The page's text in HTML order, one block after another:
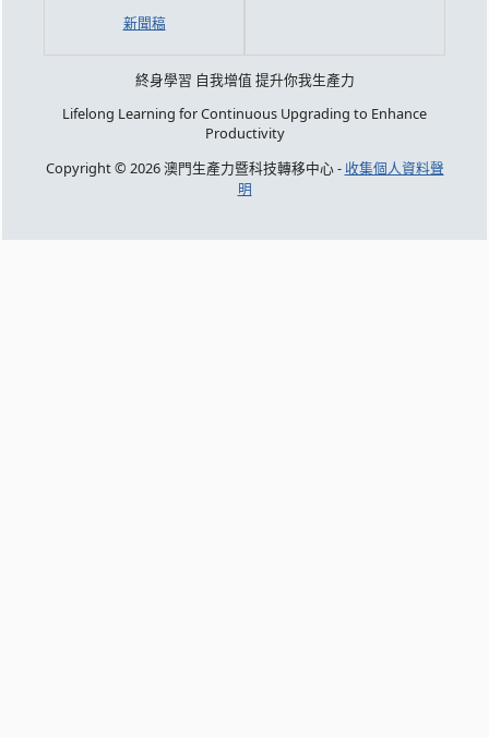
新聞稿
終身學習 自我增值 提升你我生產力
Lifelong Learning for Continuous Upgrading to Enhance
Productivity
Copyright © 2026 澳門生產力暨科技轉移中心 - 收集個人資料聲
明